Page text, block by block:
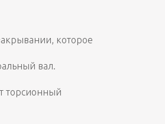
которое
вал.
торсионный